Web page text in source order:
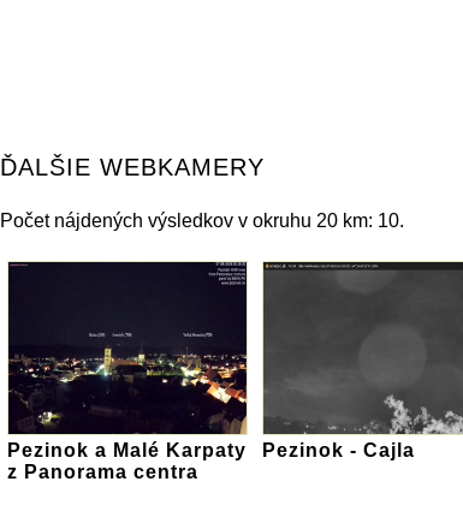
ĎALŠIE WEBKAMERY
Počet nájdených výsledkov v okruhu 20 km: 10.
Pezinok a Malé Karpaty
z Panorama centra
Pezinok - Cajla